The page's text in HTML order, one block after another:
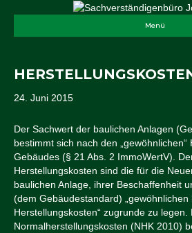
Menü
24. Juni 2015
Der Sachwert der baulichen Anlagen
bestimmt sich nach den
Gebäudes (§ 21 Abs. 2 ImmoWertV).
Herstellungskosten sind die für die
baulichen Anlage, ihrer Beschaffenheit
(dem Gebäudestandard) „gewöhnlichen
Herstellungskosten“ zugrunde zu
Normalherstellungskosten (NHK 2010)